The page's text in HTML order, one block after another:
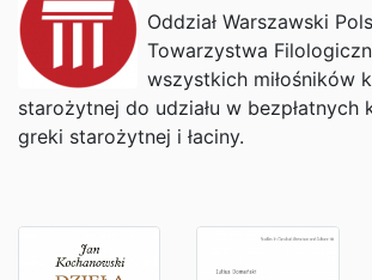
Oddział Warszawski
Towarzystwa
wszystkich miłośników
starożytnej do udziału w bezpłatnych
greki starożytnej i łaciny.